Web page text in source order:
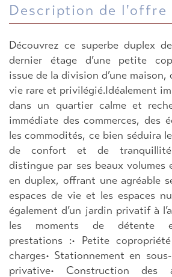
description de l'offre
Découvrez ce superbe duplex
dernier étage d’une petite
issue de la division d’une
vie rare et privilégié.Idéalement
dans un quartier calme et
immédiate des commerces, des
les commodités, ce bien séduira
de confort et de
distingue par ses beaux
en duplex, offrant une agréable
espaces de vie et les espaces
également d’un jardin privatif à
les moments de détente
prestations :• Petite
charges• Stationnement en
privative• Construction des